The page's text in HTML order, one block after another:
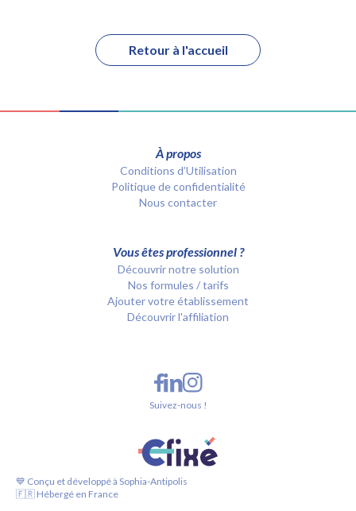
Retour à l'accueil
À propos
Conditions d’Utilisation
Politique de confidentialité
Nous contacter
Vous êtes professionnel ?
Découvrir notre solution
Nos formules / tarifs
Ajouter votre établissement
Découvrir l'affiliation
💙 Conçu et développé à Sophia-Antipolis
🇫🇷 Hébergé en France
Suivez-nous !